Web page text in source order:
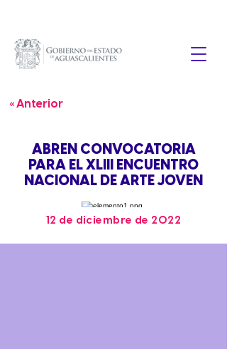
« Anterior
ABREN CONVOCATORIA
PARA EL XLIII ENCUENTRO
NACIONAL DE ARTE JOVEN
12 de diciembre de 2022